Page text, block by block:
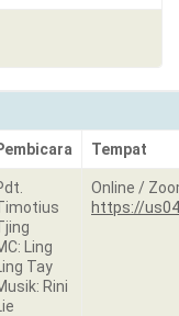
Tempat
Ling
Ling Tay
Rini
Lie
Online /
https://